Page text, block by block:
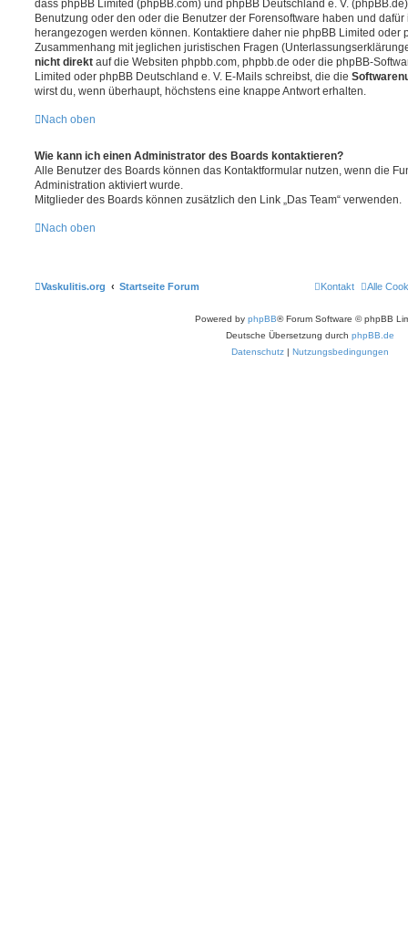
dass phpBB Limited (phpBB.com) und phpBB Deutschland e. V.
Benutzung oder den oder die Benutzer der Forensoftware haben und
herangezogen werden können. Kontaktiere daher nie phpBB Limited oder
Zusammenhang mit jeglichen juristischen Fragen
nicht direkt auf die Websiten phpbb.com, phpbb.de oder die phpBB-
Limited oder phpBB Deutschland e. V. E-Mails schreibst, die die
wirst du, wenn überhaupt, höchstens eine knappe Antwort erhalten.
Nach oben
Wie kann ich einen Administrator des Boards kontaktieren?
Alle Benutzer des Boards können das Kontaktformular nutzen, wenn die
Administration aktiviert wurde.
Mitglieder des Boards können zusätzlich den Link „Das Team“ verwenden.
Nach oben
Vaskulitis.org Startseite Forum Alle
Kontakt
Powered by phpBB® Forum Software © phpBB
Deutsche Übersetzung durch phpBB.de
Datenschutz | Nutzungsbedingungen